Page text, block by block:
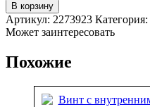
Винт
установочный
М5х8
913
В корзину
Артикул: 2273923 Категория:
Может заинтересовать
Похожие